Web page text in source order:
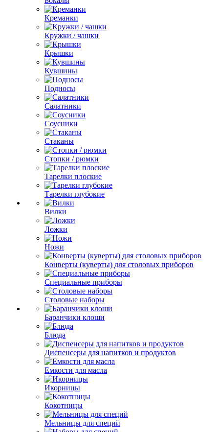
Креманки
Кружки / чашки
Крышки
Кувшины
Подносы
Салатники
Соусники
Стаканы
Стопки / рюмки
Тарелки плоские
Тарелки глубокие
Вилки
Ложки
Ножи
Конверты (куверты) для столовых приборов
Специальные приборы
Столовые наборы
Баранчики клоши
Блюда
Диспенсеры для напитков и продуктов
Емкости для масла
Икорницы
Кокотницы
Мельницы для специй